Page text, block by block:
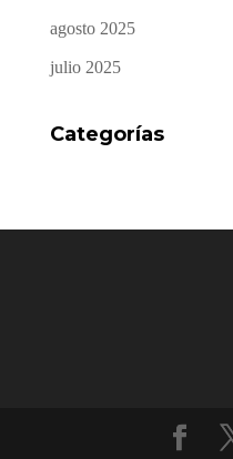
agosto 2025
julio 2025
Categorías